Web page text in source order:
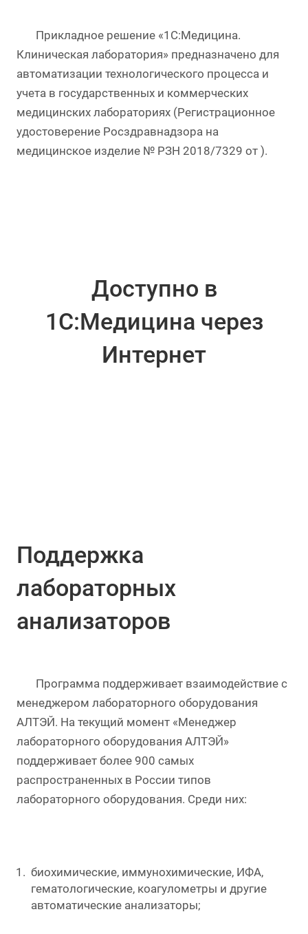
Прикладное решение «1С:Медицина.
Клиническая лаборатория» предназначено для
автоматизации технологического процесса и
учета в государственных и коммерческих
медицинских лабораториях (Регистрационное
удостоверение Росздравнадзора на
медицинское изделие № РЗН 2018/7329 от ).
Доступно в
1С:Медицина через
Интернет
Поддержка
лабораторных
анализаторов
Программа поддерживает взаимодействие с
менеджером лабораторного оборудования
АЛТЭЙ. На текущий момент «Менеджер
лабораторного оборудования АЛТЭЙ»
поддерживает более 900 самых
распространенных в России типов
лабораторного оборудования. Среди них:
биохимические, иммунохимические, ИФА,
гематологические, коагулометры и другие
автоматические анализаторы;